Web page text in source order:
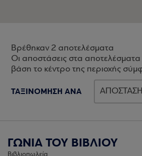
Βρέθηκαν 2 αποτελέσματα
Οι αποστάσεις στα αποτελέσματα
βάση το κέντρο της περιοχής
ΤΑΞΙΝΟΜΗΣΗ ΑΝΑ
ΓΩΝΙΑ ΤΟΥ ΒΙΒΛΙΟΥ